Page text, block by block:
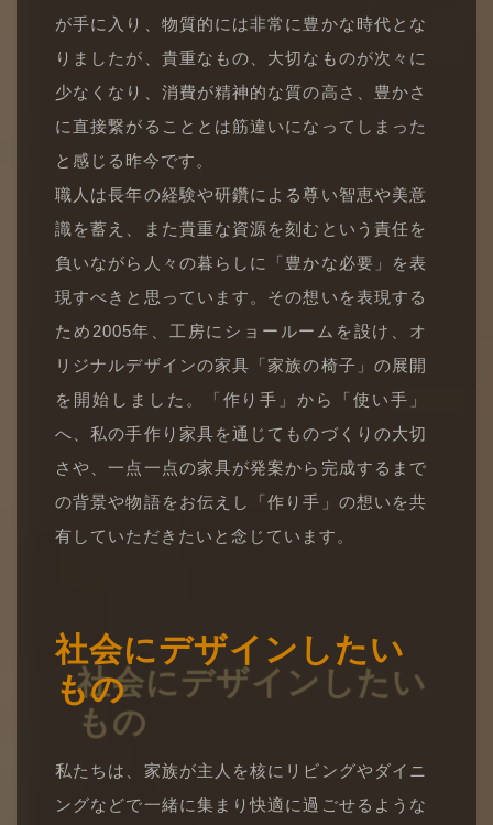
が手に入り、物質的には非常に豊かな時代とな
りましたが、貴重なもの、大切なものが次々に
少なくなり、消費が精神的な質の高さ、豊かさ
に直接繋がることとは筋違いになってしまった
と感じる昨今です。
職人は長年の経験や研鑽による尊い智恵や美意
識を蓄え、また貴重な資源を刻むという責任を
負いながら人々の暮らしに「豊かな必要」を表
現すべきと思っています。その想いを表現する
ため2005年、工房にショールームを設け、オ
リジナルデザインの家具「家族の椅子」の展開
を開始しました。「作り手」から「使い手」
へ、私の手作り家具を通じてものづくりの大切
さや、一点一点の家具が発案から完成するまで
の背景や物語をお伝えし「作り手」の想いを共
有していただきたいと念じています。
社会にデザインしたい
もの
私たちは、家族が主人を核にリビングやダイニ
ングなどで一緒に集まり快適に過ごせるような